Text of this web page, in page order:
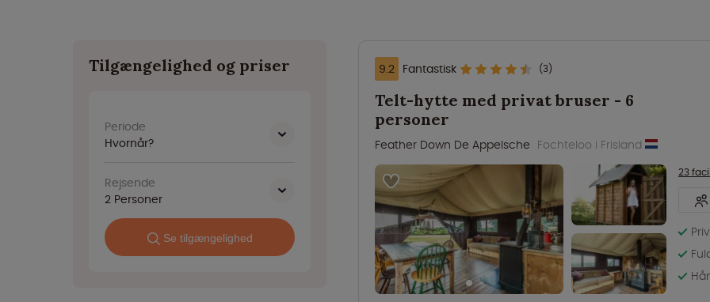
Tilgængelighed og priser
Periode
Hvornår?
Rejsende
2 Personer
Se tilgængelighed
9.2 Fantastisk (3)
Telt-hytte med privat bruser - 6
personer
Feather Down De Appelsche Fochteloo i Frisland
23